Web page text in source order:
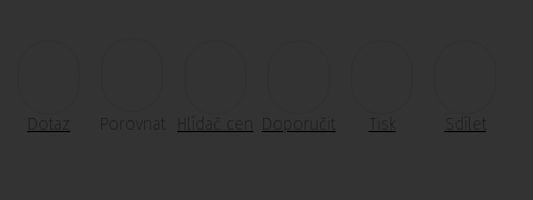
Dotaz Porovnat Doporučit Tisk Sdílet